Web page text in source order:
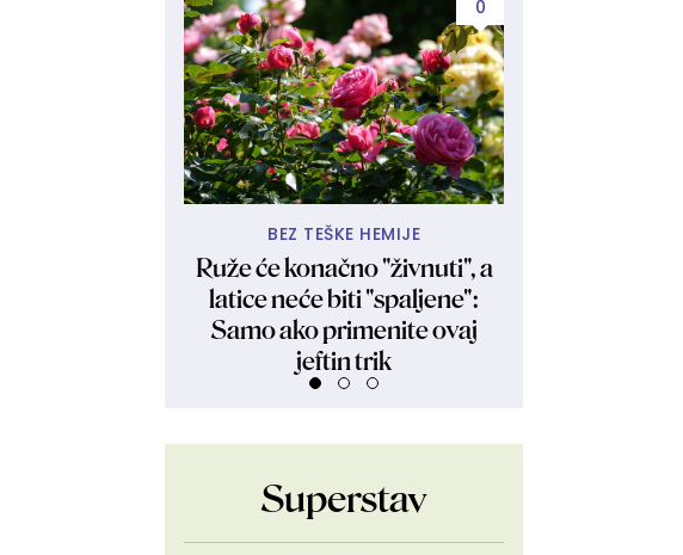
0
BEZ TEŠKE HEMIJE
Ruže će konačno "živnuti", a
latice neće biti "spaljene":
Samo ako primenite ovaj
jeftin trik
Superstav